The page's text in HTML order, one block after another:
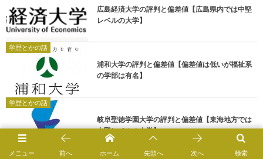
広島経済大学の評判と偏差値【広島県内では中堅
レベルの大学】
学歴とかの話
浦和大学の評判と偏差値【偏差値は低いが福祉系
の学部は有名】
学歴とかの話
岐阜聖徳学園大学の評判と偏差値【東海地方では
中堅レベルの大学】
メニュー 検索
前へ ホーム 先頭へ 次へ